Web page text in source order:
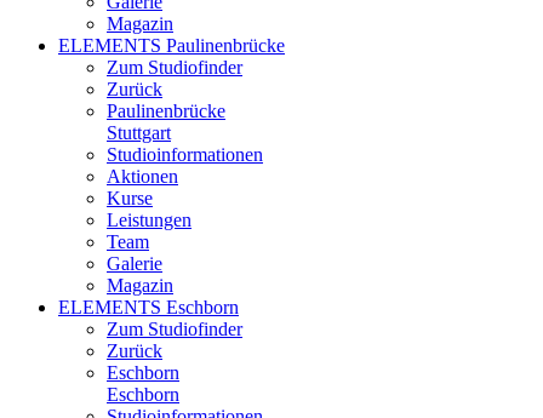
Magazin
ELEMENTS Paulinenbrücke
Zum Studiofinder
Zurück
Paulinen­brücke
Stuttgart
Studioinformationen
Aktionen
Kurse
Leistungen
Team
Galerie
Magazin
ELEMENTS Eschborn
Zum Studiofinder
Zurück
Esch­born
Eschborn